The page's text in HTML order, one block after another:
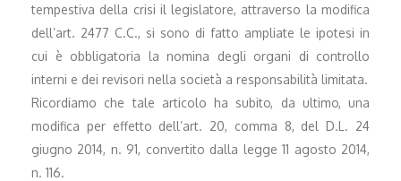
tempestiva della crisi il legislatore, attraverso la modifica
dell’art. 2477 C.C., si sono di fatto ampliate le ipotesi in
cui è obbligatoria la nomina degli organi di controllo
interni e dei revisori nella società a responsabilità limitata.
Ricordiamo che tale articolo ha subito, da ultimo, una
modifica per effetto dell’art. 20, comma 8, del D.L. 24
giugno 2014, n. 91, convertito dalla legge 11 agosto 2014,
n. 116.